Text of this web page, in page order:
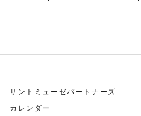
サントミューゼパートナーズ
カレンダー